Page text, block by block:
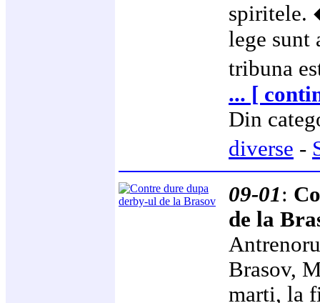
spiritele.
lege sunt
tribuna
... [
Din
diverse -
09-01:
de la
Brasov,
marti, la